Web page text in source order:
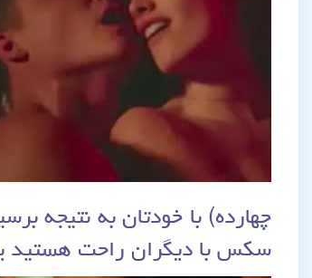
چهارده) با خودتان به نتیجه
سکس با دیگران راحت هستید